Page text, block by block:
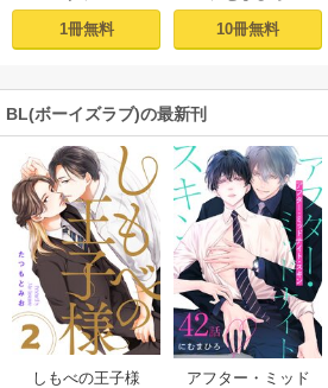
プロローグ
1冊無料
［ばら売り］ 第1話
10冊無料
BL(ボーイズラブ)の最新刊
しもべの王子様
アフター・ミッド